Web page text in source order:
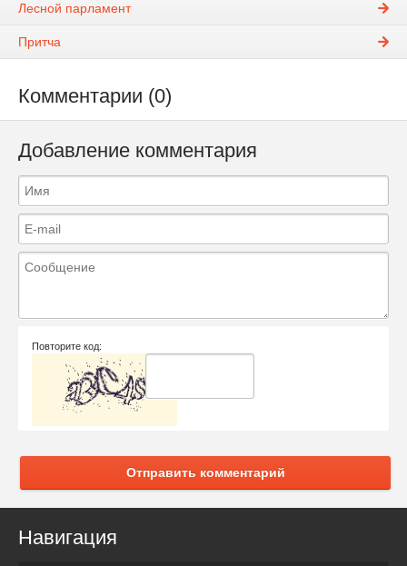
Лесной парламент
Притча
Комментарии (0)
Добавление комментария
Повторите код:
Отправить комментарий
Навигация